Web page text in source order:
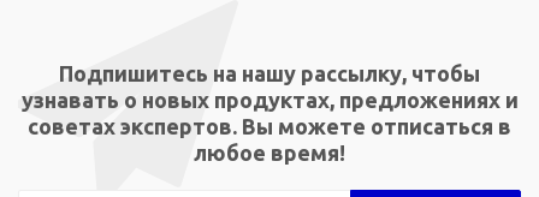
Подпишитесь на нашу рассылку, чтобы
узнавать о новых продуктах, предложениях и
советах экспертов. Вы можете отписаться в
любое время!